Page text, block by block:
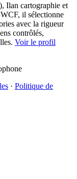
Ilan cartographie et
il sélectionne
avec la rigueur
contrôlés,
Voir le profil
· Politique de